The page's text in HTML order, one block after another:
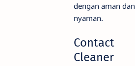
dengan aman dan
nyaman.
Contact
Cleaner